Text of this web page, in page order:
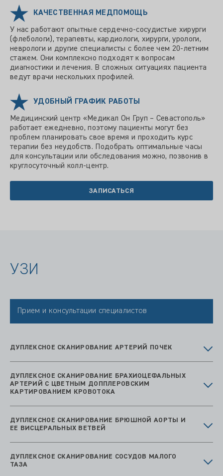
КАЧЕСТВЕННАЯ МЕДПОМОЩЬ
У нас работают опытные сердечно-сосудистые хирурги
(флебологи), терапевты, кардиологи, хирурги, урологи,
неврологи и другие специалисты с более чем 20-летним
стажем. Они комплексно подходят к вопросам
диагностики и лечения. В сложных ситуациях пациента
ведут врачи нескольких профилей.
УДОБНЫЙ ГРАФИК РАБОТЫ
Медицинский центр «Медикал Он Груп – Севастополь»
работает ежедневно, поэтому пациенты могут без
проблем планировать свое время и проходить курс
терапии без неудобств. Подобрать оптимальные часы
для консультации или обследования можно, позвонив в
круглосуточный колл-центр.
ЗАПИСАТЬСЯ
УЗИ
Прием и консультации специалистов
ДУПЛЕКСНОЕ СКАНИРОВАНИЕ АРТЕРИЙ ПОЧЕК
ДУПЛЕКСНОЕ СКАНИРОВАНИЕ БРАХИОЦЕФАЛЬНЫХ
АРТЕРИЙ С ЦВЕТНЫМ ДОППЛЕРОВСКИМ
КАРТИРОВАНИЕМ КРОВОТОКА
ДУПЛЕКСНОЕ СКАНИРОВАНИЕ БРЮШНОЙ АОРТЫ И
ЕЕ ВИСЦЕРАЛЬНЫХ ВЕТВЕЙ
ДУПЛЕКСНОЕ СКАНИРОВАНИЕ СОСУДОВ МАЛОГО
ТАЗА